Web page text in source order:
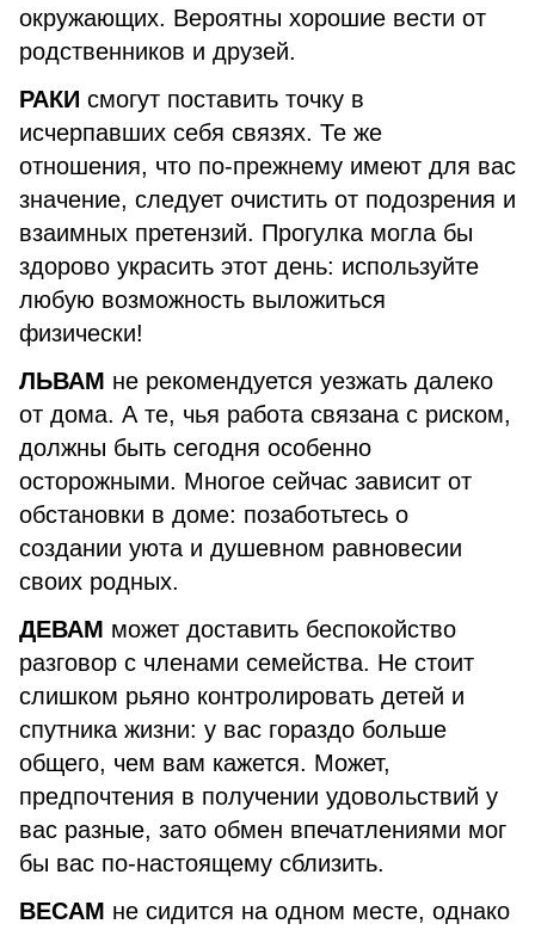
окружающих. Вероятны хорошие вести от
родственников и друзей.
РАКИ смогут поставить точку в
исчерпавших себя связях. Те же
отношения, что по-прежнему имеют для вас
значение, следует очистить от подозрения и
взаимных претензий. Прогулка могла бы
здорово украсить этот день: используйте
любую возможность выложиться
физически!
ЛЬВАМ не рекомендуется уезжать далеко
от дома. А те, чья работа связана с риском,
должны быть сегодня особенно
осторожными. Многое сейчас зависит от
обстановки в доме: позаботьтесь о
создании уюта и душевном равновесии
своих родных.
ДЕВАМ может доставить беспокойство
разговор с членами семейства. Не стоит
слишком рьяно контролировать детей и
спутника жизни: у вас гораздо больше
общего, чем вам кажется. Может,
предпочтения в получении удовольствий у
вас разные, зато обмен впечатлениями мог
бы вас по-настоящему сблизить.
ВЕСАМ не сидится на одном месте, однако